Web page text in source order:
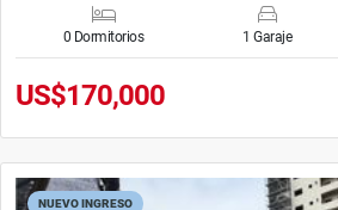
0 Dormitorios 1 Garaje
US$170,000
NUEVO INGRESO